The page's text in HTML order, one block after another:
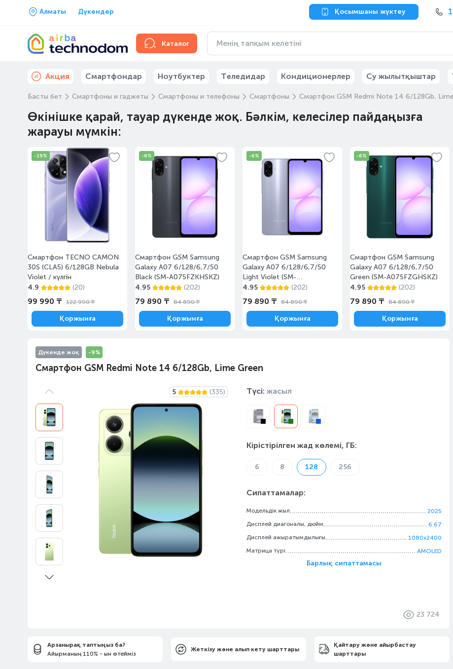
Алматы Дүкендер Қосымшаны жүктеу
Каталог
Акция Смартфондар Ноутбуктер Теледидар Кондиционерлер Су жылытқыштар
Басты бет Смартфоны и гаджеты Смартфоны и телефоны Смартфоны Смартфон GSM Redmi Note 14 6/128Gb,
Өкінішке қарай, тауар дүкенде жоқ. Бәлкім, келесілер пайдаңызға
жарауы мүмкін:
-19%
Смартфон TECNO CAMON
30S (CLA5) 6/128GB Nebula
Violet / күлгін
4.9
(20)
99 990 ₸ 122 990 ₸
Қоржынға
-6%
Смартфон GSM Samsung
Galaxy A07 6/128/6,7/50
Black (SM-A075FZKHSKZ)
4.95
(202)
79 890 ₸ 84 890 ₸
Қоржынға
-6%
Смартфон GSM Samsung
Galaxy A07 6/128/6,7/50
Light Violet (SM-
A075FLVHSKZ)
4.95 (202)
79 890 ₸ 84 890 ₸
Қоржынға
-6%
Смартфон GSM Samsung
Galaxy A07 6/128/6,7/50
Green (SM-A075FZGHSKZ)
4.95
(202)
79 890 ₸ 84 890 ₸
Қоржынға
Дүкенде жоқ -9%
Смартфон GSM Redmi Note 14 6/128Gb, Lime Green
5 (335) Түсі: жасыл
Кірістірілген жад көлемі, ГБ:
6 8 128 256
Сипаттамалар:
Модельдік жыл
2025
Дисплей диагоналы, дюйм
6.67
Дисплей ажыратымдылығы
1080x2400
Матрица түрі
AMOLED
Барлық сипаттамасы
23 724
Арзанырақ таптыңыз ба?
Айырманың 110% - ын өтейміз
Жеткізу және алып кету шарттары
Қайтару және айырбастау
шарттары